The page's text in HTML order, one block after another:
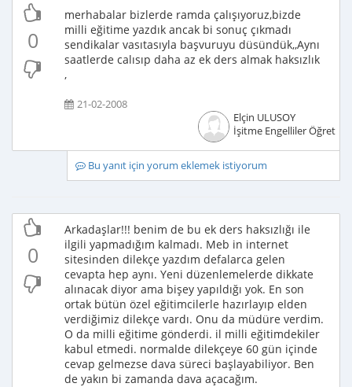
0
merhabalar bizlerde ramda çalışıyoruz,bizde
milli eğitime yazdık ancak bi sonuç çıkmadı
sendikalar vasıtasıyla başvuruyu düsündük,,Aynı
saatlerde calısıp daha az ek ders almak haksızlık
,
21-02-2008
Elçin ULUSOY
İşitme Engelliler
Bu yanıt için yorum eklemek istiyorum
0
Arkadaşlar!!! benim de bu ek ders haksızlığı ile
ilgili yapmadığım kalmadı. Meb in internet
sitesinden dilekçe yazdım defalarca gelen
cevapta hep aynı. Yeni düzenlemelerde dikkate
alınacak diyor ama bişey yapıldığı yok. En son
ortak bütün özel eğitimcilerle hazırlayıp elden
verdiğimiz dilekçe vardı. Onu da müdüre verdim.
O da milli eğitime gönderdi. il milli eğitimdekiler
kabul etmedi. normalde dilekçeye 60 gün içinde
cevap gelmezse dava süreci başlayabiliyor. Ben
de yakın bi zamanda dava açacağım.